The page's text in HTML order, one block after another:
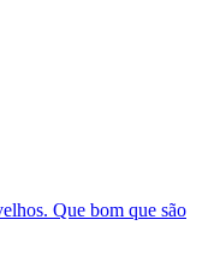
Que bom que são